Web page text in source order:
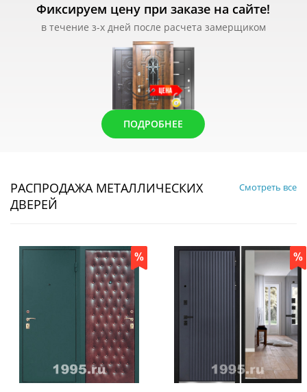
Фиксируем цену при заказе на сайте!
в течение з-х дней после расчета замерщиком
ПОДРОБНЕЕ
РАСПРОДАЖА МЕТАЛЛИЧЕСКИХ
ДВЕРЕЙ
Смотреть все